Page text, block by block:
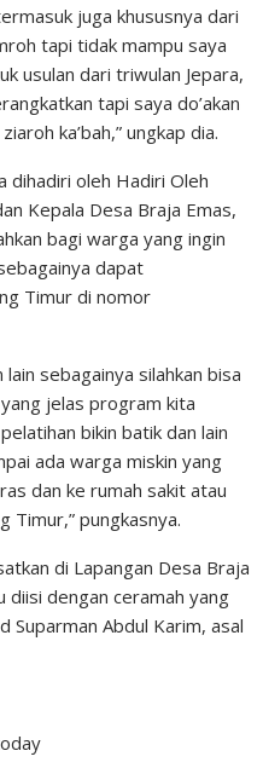
juga khususnya dari
tapi tidak mampu saya
usulan dari triwulan Jepara,
tapi saya do’akan
ka’bah,” ungkap dia.
dihadiri oleh Hadiri Oleh
Kepala Desa Braja Emas,
bagi warga yang ingin
dapat
Timur di nomor
lain sebagainya silahkan bisa
jelas program kita
bikin batik dan lain
ada warga miskin yang
dan ke rumah sakit atau
Timur,” pungkasnya.
di Lapangan Desa Braja
diisi dengan ceramah yang
Suparman Abdul Karim, asal